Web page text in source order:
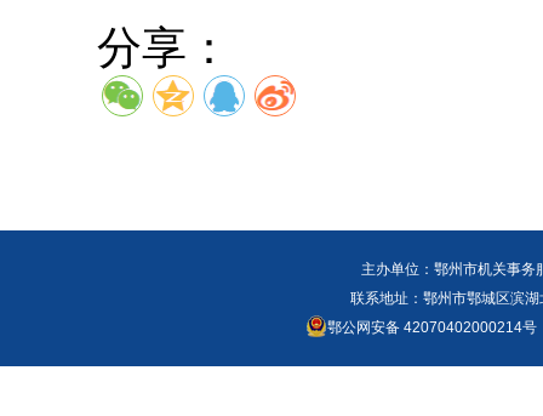
分享：
主办单位：鄂州市机关事
联系地址：鄂州市鄂城区滨
鄂公网安备 42070402000214号